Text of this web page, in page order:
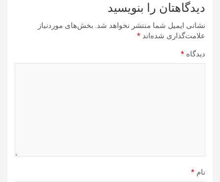
دیدگاهتان را بنویسید
نشانی ایمیل شما منتشر نخواهد شد. بخش‌های موردنیاز
علامت‌گذاری شده‌اند *
دیدگاه *
نام *